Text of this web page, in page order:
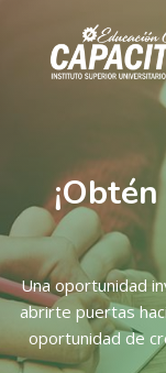
Una oportunidad
abrirte puertas
oportunidad de